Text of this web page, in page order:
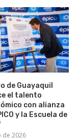
de Guayaquil
el talento
con alianza
y la Escuela de
de 2026